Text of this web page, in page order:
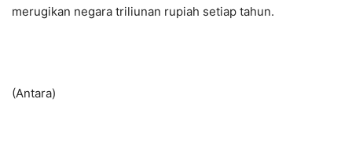
merugikan negara triliunan rupiah setiap tahun.
(Antara)